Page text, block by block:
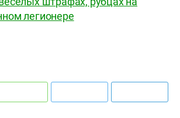
легионере